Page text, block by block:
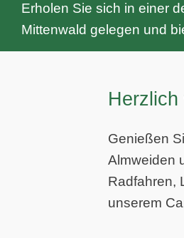
Erholen Sie sich in einer
Mittenwald gelegen und
Herzlich
Genießen
Almweiden
Radfahren,
unserem